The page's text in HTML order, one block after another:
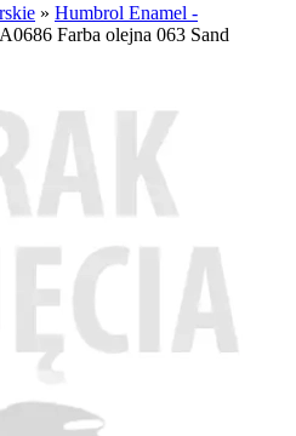
» Humbrol Enamel -
Farba olejna 063 Sand